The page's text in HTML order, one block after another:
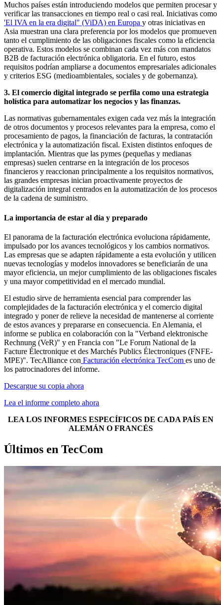
Muchos países están introduciendo modelos que permiten procesar y
verificar las transacciones en tiempo real o casi real. Iniciativas como
'El IVA en la era digital" (ViDA) en Europa y otras iniciativas en
Asia muestran una clara preferencia por los modelos que promueven
tanto el cumplimiento de las obligaciones fiscales como la eficiencia
operativa. Estos modelos se combinan cada vez más con mandatos
B2B de facturación electrónica obligatoria. En el futuro, estos
requisitos podrían ampliarse a documentos empresariales adicionales
y criterios ESG (medioambientales, sociales y de gobernanza).
3. El comercio digital integrado se perfila como una estrategia
holística para automatizar los negocios y las finanzas.
Las normativas gubernamentales exigen cada vez más la integración
de otros documentos y procesos relevantes para la empresa, como el
procesamiento de pagos, la financiación de facturas, la contratación
electrónica y la automatización fiscal. Existen distintos enfoques de
implantación. Mientras que las pymes (pequeñas y medianas
empresas) suelen centrarse en la integración de los procesos
financieros y reaccionan principalmente a los requisitos normativos,
las grandes empresas inician proactivamente proyectos de
digitalización integral centrados en la automatización de los procesos
de la cadena de suministro.
La importancia de estar al día y preparado
El panorama de la facturación electrónica evoluciona rápidamente,
impulsado por los avances tecnológicos y los cambios normativos.
Las empresas que se adapten rápidamente a esta evolución y utilicen
nuevas tecnologías y modelos innovadores se beneficiarán de una
mayor eficiencia, un mejor cumplimiento de las obligaciones fiscales
y una mayor competitividad en el mercado mundial.
El estudio sirve de herramienta esencial para comprender las
complejidades de la facturación electrónica y el comercio digital
integrado y poner de relieve la necesidad de mantenerse al corriente
de estos avances y prepararse en consecuencia. En Alemania, el
informe se publica en colaboración con la "Verband elektronische
Rechnung (VeR)" y en Francia con "Le Forum National de la
Facture Électronique et des Marchés Publics Électroniques (FNFE-
MPE)". TecAlliance con Facturación electrónica TecCom es uno de
los patrocinadores del informe.
Descargue su copia ahora
Lea el informe completo ahora
LEA LOS INFORMES ESPECÍFICOS DE CADA PAÍS EN
ALEMÁN O FRANCÉS
Últimos en TecCom